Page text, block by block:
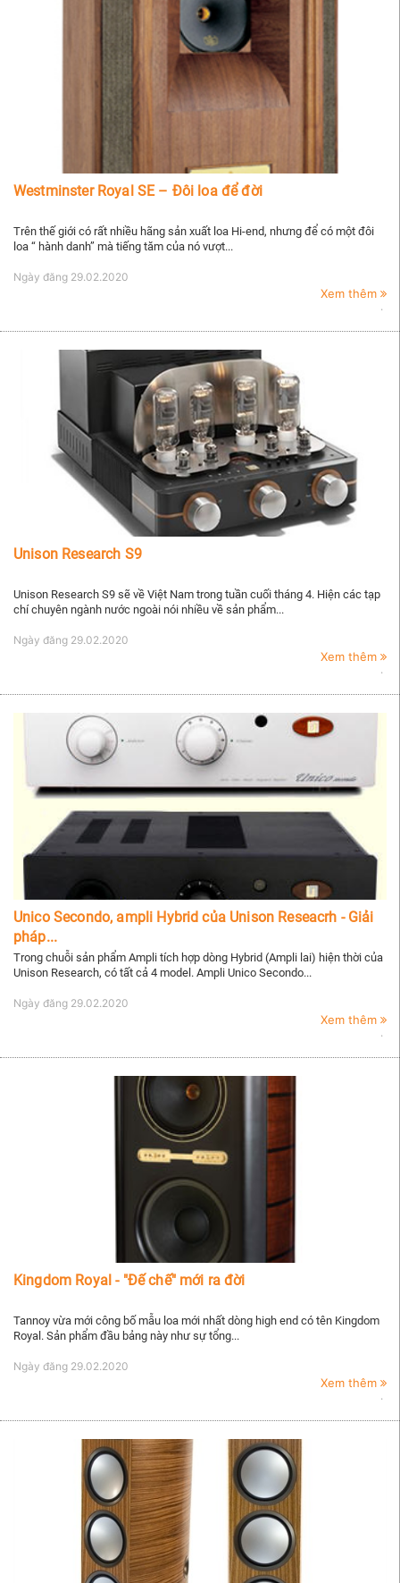
Westminster Royal SE – Đôi loa để đời
Trên thế giới có rất nhiều hãng sản xuất loa Hi-end, nhưng để có một đôi
loa “ hành danh” mà tiếng tăm của nó vượt...
Ngày đăng 29.02.2020
Xem thêm
Unison Research S9
Unison Research S9 sẽ về Việt Nam trong tuần cuối tháng 4. Hiện các tạp
chí chuyên ngành nước ngoài nói nhiều về sản phẩm...
Ngày đăng 29.02.2020
Xem thêm
Unico Secondo, ampli Hybrid của Unison Reseacrh - Giải
pháp...
Trong chuỗi sản phẩm Ampli tích hợp dòng Hybrid (Ampli lai) hiện thời của
Unison Research, có tất cả 4 model. Ampli Unico Secondo...
Ngày đăng 29.02.2020
Xem thêm
Kingdom Royal - "Đế chế" mới ra đời
Tannoy vừa mới công bố mẫu loa mới nhất dòng high end có tên Kingdom
Royal. Sản phẩm đầu bảng này như sự tổng...
Ngày đăng 29.02.2020
Xem thêm